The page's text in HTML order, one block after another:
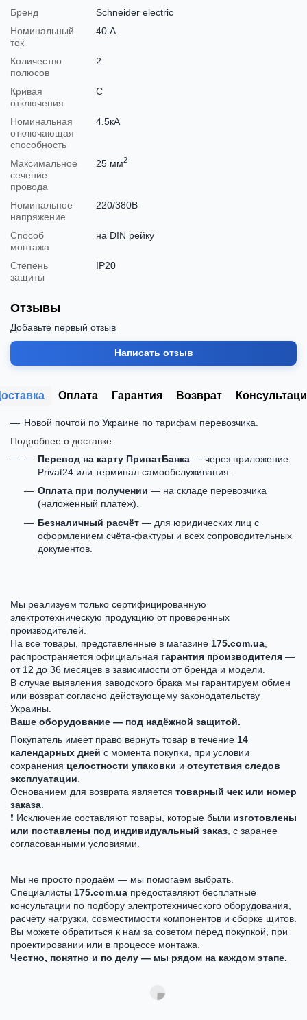
Бренд
Schneider electric
Номинальный
ток
40 А
Количество
полюсов
2
Кривая
отключения
C
Номинальная
отключающая
способность
4.5кА
Максимальное
сечение
провода
25 мм2
Номинальное
напряжение
220/380В
Способ
монтажа
на DIN рейку
Степень
защиты
IP20
Отзывы
Добавьте первый отзыв
Написать отзыв
Оплата Гарантия Возврат
Новой почтой по Украине по тарифам перевозчика.
Подробнее о доставке
Перевод на карту ПриватБанка — через приложение
Privat24 или терминал самообслуживания.
Оплата при получении — на складе перевозчика
(наложенный платёж).
Безналичный расчёт — для юридических лиц с
оформлением счёта-фактуры и всех сопроводительных
документов.
Мы реализуем только сертифицированную
электротехническую продукцию от проверенных
производителей.
На все товары, представленные в магазине 175.com.ua
распространяется официальная гарантия производителя —
от 12 до 36 месяцев в зависимости от бренда и модели.
В случае выявления заводского брака мы гарантируем обмен
или возврат согласно действующему законодательству
Украины.
Ваше оборудование — под надёжной защитой.
Покупатель имеет право вернуть товар в течение 14
календарных дней с момента покупки, при условии
сохранения целостности упаковки и отсутствия следов
эксплуатации
Основанием для возврата является товарный чек или номер
заказа
❗ Исключение составляют товары, которые были изготовлены
или поставлены под индивидуальный заказ , с заранее
согласованными условиями.
Мы не просто продаём — мы помогаем выбрать.
Специалисты 175.com.ua предоставляют бесплатные
консультации по подбору электротехнического оборудования,
расчёту нагрузки, совместимости компонентов и сборке щитов.
Вы можете обратиться к нам за советом перед покупкой, при
проектировании или в процессе монтажа.
Честно, понятно и по делу — мы рядом на каждом этапе.